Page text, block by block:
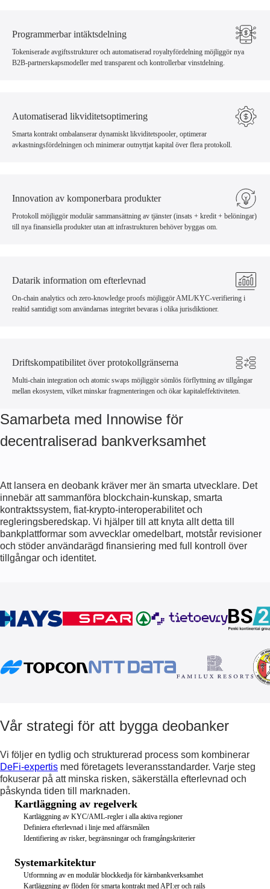
Programmerbar intäktsdelning
Tokeniserade avgiftsstrukturer och automatiserad royaltyfördelning möjliggör nya
B2B-partnerskapsmodeller med transparent och kontrollerbar vinstdelning.
Automatiserad likviditetsoptimering
Smarta kontrakt ombalanserar dynamiskt likviditetspooler, optimerar
avkastningsfördelningen och minimerar outnyttjat kapital över flera protokoll.
Innovation av komponerbara produkter
Protokoll möjliggör modulär sammansättning av tjänster (insats + kredit + belöningar)
till nya finansiella produkter utan att infrastrukturen behöver byggas om.
Datarik information om efterlevnad
On-chain analytics och zero-knowledge proofs möjliggör AML/KYC-verifiering i
realtid samtidigt som användarnas integritet bevaras i olika jurisdiktioner.
Driftskompatibilitet över protokollgränserna
Multi-chain integration och atomic swaps möjliggör sömlös förflyttning av tillgångar
mellan ekosystem, vilket minskar fragmenteringen och ökar kapitaleffektiviteten.
Samarbeta med Innowise för
decentraliserad bankverksamhet
Att lansera en deobank kräver mer än smarta utvecklare. Det
innebär att sammanföra blockchain-kunskap, smarta
kontraktssystem, fiat-krypto-interoperabilitet och
regleringsberedskap. Vi hjälper till att knyta allt detta till
bankplattformar som avvecklar omedelbart, motstår revisioner
och stöder användarägd finansiering med full kontroll över
tillgångar och identitet.
Vår strategi för att bygga deobanker
Vi följer en tydlig och strukturerad process som kombinerar
DeFi-expertis med företagets leveransstandarder. Varje steg
fokuserar på att minska risken, säkerställa efterlevnad och
påskynda tiden till marknaden.
Kartläggning av regelverk
Kartläggning av KYC/AML-regler i alla aktiva regioner
Definiera efterlevnad i linje med affärsmålen
Identifiering av risker, begränsningar och framgångskriterier
Systemarkitektur
Utformning av en modulär blockkedja för kärnbankverksamhet
Kartläggning av flöden för smarta kontrakt med API:er och rails